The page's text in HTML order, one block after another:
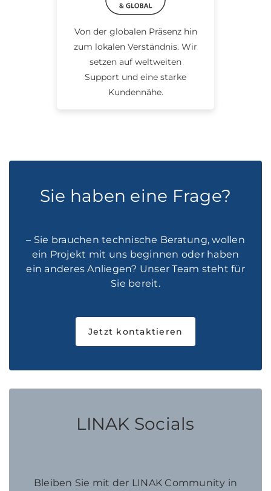
Von der globalen Präsenz hin
zum lokalen Verständnis. Wir
setzen auf weltweiten
Support und eine starke
Kundennähe.
Sie haben eine Frage?
– Sie brauchen technische Beratung, wollen
ein Projekt mit uns beginnen oder haben
ein anderes Anliegen? Unser Team steht für
Sie bereit.
Jetzt kontaktieren
LINAK Socials
Bleiben Sie mit der LINAK Community in